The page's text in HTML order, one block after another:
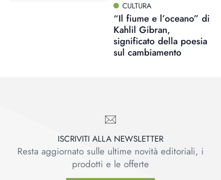
CULTURA
“Il fiume e l’oceano” di
Kahlil Gibran,
significato della poesia
sul cambiamento
ISCRIVITI ALLA NEWSLETTER
Resta aggiornato sulle ultime novità editoriali, i
prodotti e le offerte